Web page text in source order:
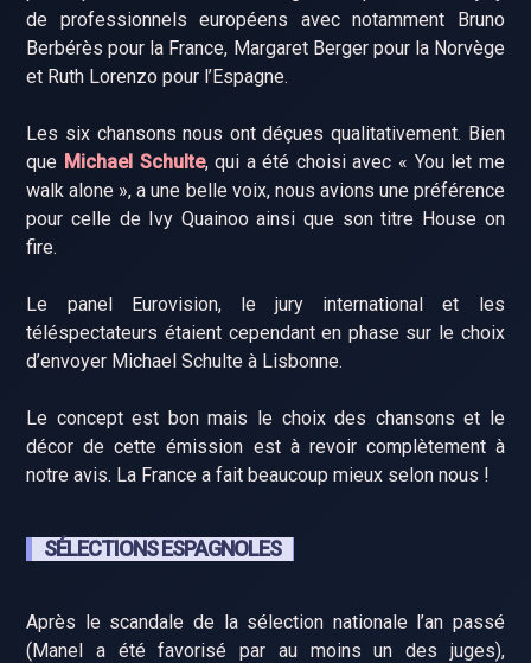
de professionnels européens avec notamment Bruno
Berbérès pour la France, Margaret Berger pour la Norvège
et Ruth Lorenzo pour l’Espagne.
Les six chansons nous ont déçues qualitativement. Bien
que Michael Schulte, qui a été choisi avec « You let me
walk alone », a une belle voix, nous avions une préférence
pour celle de Ivy Quainoo ainsi que son titre House on
fire.
Le panel Eurovision, le jury international et les
téléspectateurs étaient cependant en phase sur le choix
d’envoyer Michael Schulte à Lisbonne.
Le concept est bon mais le choix des chansons et le
décor de cette émission est à revoir complètement à
notre avis. La France a fait beaucoup mieux selon nous !
SÉLECTIONS ESPAGNOLES
Après le scandale de la sélection nationale l’an passé
(Manel a été favorisé par au moins un des juges),